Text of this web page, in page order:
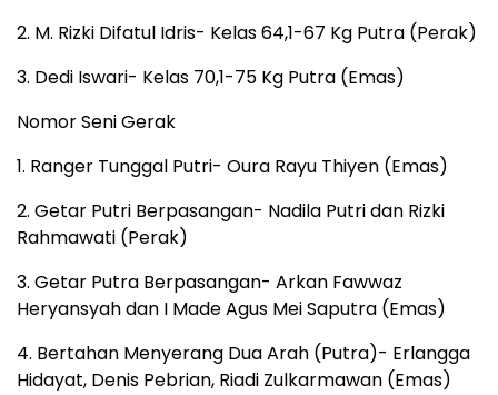
2. M. Rizki Difatul Idris- Kelas 64,1-67 Kg Putra (Perak)
3. Dedi Iswari- Kelas 70,1-75 Kg Putra (Emas)
Nomor Seni Gerak
1. Ranger Tunggal Putri- Oura Rayu Thiyen (Emas)
2. Getar Putri Berpasangan- Nadila Putri dan Rizki
Rahmawati (Perak)
3. Getar Putra Berpasangan- Arkan Fawwaz
Heryansyah dan I Made Agus Mei Saputra (Emas)
4. Bertahan Menyerang Dua Arah (Putra)- Erlangga
Hidayat, Denis Pebrian, Riadi Zulkarmawan (Emas)